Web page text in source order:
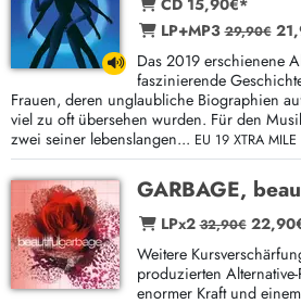
LP+MP329,90€
Das 2019 erschienene
faszinierende
Frauen, deren unglaubliche Biographien
viel zu oft übersehen wurden. Für den
zwei seiner lebenslangen... EU 19 XTRA MILE
GARBAGE,
LPx232,90€
Weitere
produzierten
enormer Kraft und